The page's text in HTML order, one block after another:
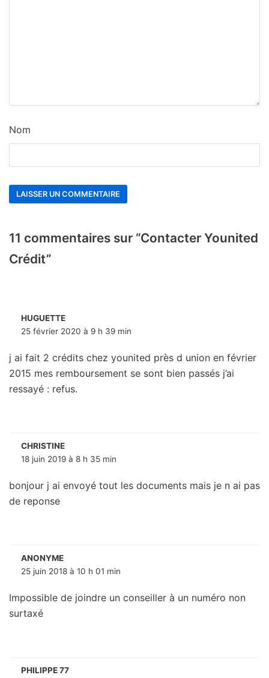
Nom
11 commentaires sur “Contacter Younited
Crédit”
HUGUETTE
25 février 2020 à 9 h 39 min
j ai fait 2 crédits chez younited près d union en février
2015 mes remboursement se sont bien passés j’ai
ressayé : refus.
CHRISTINE
18 juin 2019 à 8 h 35 min
bonjour j ai envoyé tout les documents mais je n ai pas
de reponse
ANONYME
25 juin 2018 à 10 h 01 min
Impossible de joindre un conseiller à un numéro non
surtaxé
PHILIPPE 77